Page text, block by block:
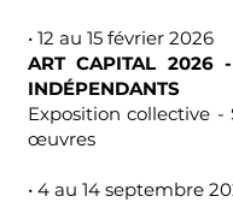
• 12 au 15 février 2026
ART CAPITAL 2026
INDÉPENDANTS
Exposition collective -
œuvres
• 4 au 14 septembre